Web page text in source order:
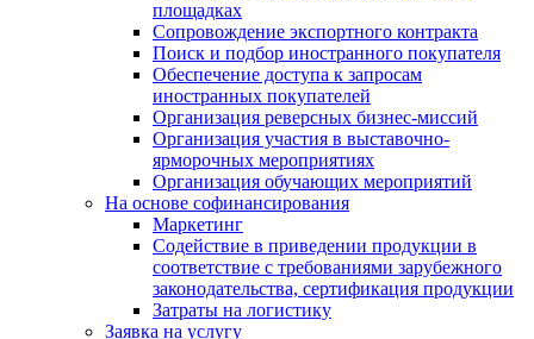
площадках
Сопровождение экспортного контракта
Поиск и подбор иностранного покупателя
Обеспечение доступа к запросам
иностранных покупателей
Организация реверсных бизнес-миссий
Организация участия в выставочно-
ярморочных мероприятиях
Организация обучающих мероприятий
На основе софинансирования
Маркетинг
Содействие в приведении продукции в
соответствие с требованиями зарубежного
законодательства, сертификация продукции
Затраты на логистику
Заявка на услугу